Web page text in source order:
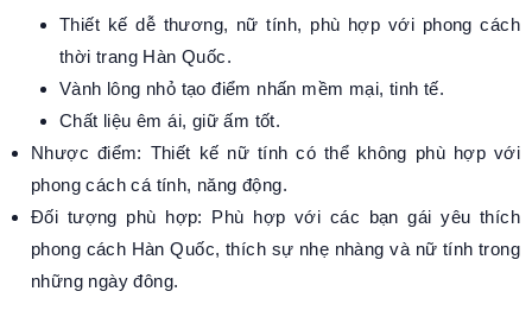
Thiết kế dễ thương, nữ tính, phù hợp với phong cách
thời trang Hàn Quốc.
Vành lông nhỏ tạo điểm nhấn mềm mại, tinh tế.
Chất liệu êm ái, giữ ấm tốt.
Nhược điểm: Thiết kế nữ tính có thể không phù hợp với
phong cách cá tính, năng động.
Đối tượng phù hợp: Phù hợp với các bạn gái yêu thích
phong cách Hàn Quốc, thích sự nhẹ nhàng và nữ tính trong
những ngày đông.